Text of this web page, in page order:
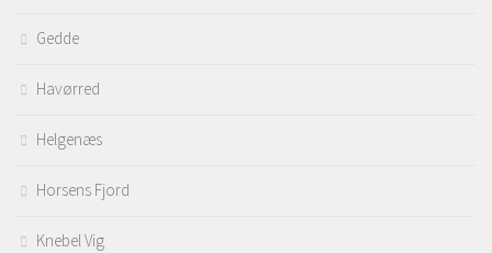
Gedde
Havørred
Helgenæs
Horsens Fjord
Knebel Vig